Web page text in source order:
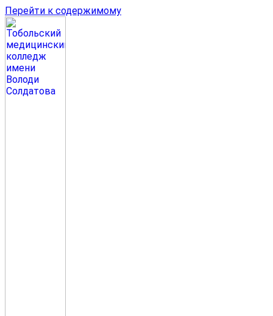
Перейти к содержимому